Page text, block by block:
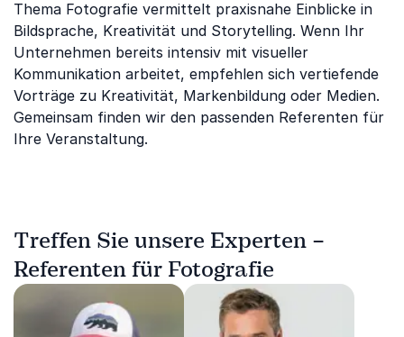
Thema Fotografie vermittelt praxisnahe Einblicke in
Bildsprache, Kreativität und Storytelling. Wenn Ihr
Unternehmen bereits intensiv mit visueller
Kommunikation arbeitet, empfehlen sich vertiefende
Vorträge zu Kreativität, Markenbildung oder Medien.
Gemeinsam finden wir den passenden Referenten für
Ihre Veranstaltung.
Treffen Sie unsere Experten –
Referenten für Fotografie